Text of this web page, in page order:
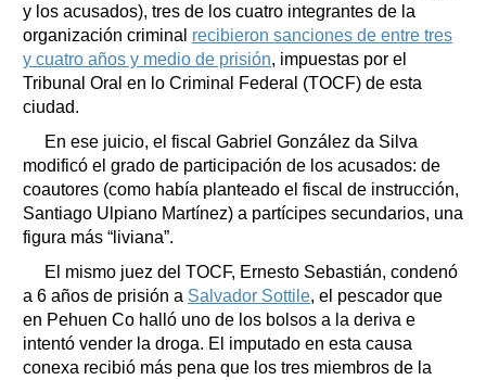
y los acusados), tres de los cuatro integrantes de la
organización criminal recibieron sanciones de entre tres
y cuatro años y medio de prisión, impuestas por el
Tribunal Oral en lo Criminal Federal (TOCF) de esta
ciudad.
En ese juicio, el fiscal Gabriel González da Silva
modificó el grado de participación de los acusados: de
coautores (como había planteado el fiscal de instrucción,
Santiago Ulpiano Martínez) a partícipes secundarios, una
figura más “liviana”.
El mismo juez del TOCF, Ernesto Sebastián, condenó
a 6 años de prisión a Salvador Sottile, el pescador que
en Pehuen Co halló uno de los bolsos a la deriva e
intentó vender la droga. El imputado en esta causa
conexa recibió más pena que los tres miembros de la